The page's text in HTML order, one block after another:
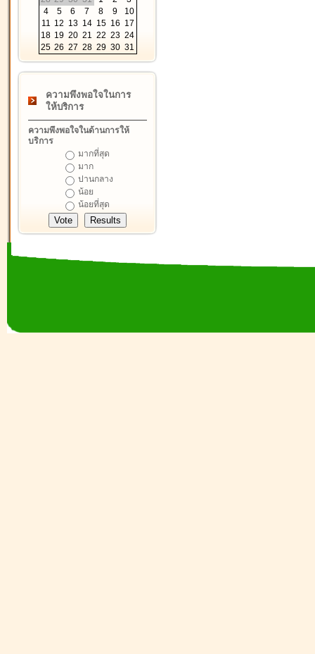
4
5 6 7 8 9
10
11 12 13 14 15 16 17
18 19 20 21 22 23 24
25 26 27 28 29 30 31
ความพึงพอใจในการ
ให้บริการ
ความพึงพอใจในด้านการให้
บริการ
มากที่สุด
มาก
ปานกลาง
น้อย
น้อยที่สุด